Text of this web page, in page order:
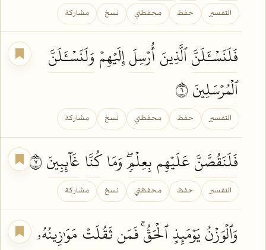
التفسير حفظ محفظتي نسخ مشاركة
فَلَنَسۡـَٔلَنَّٱلَّذِينَأُرۡسِلَإِلَيۡهِمۡ وَلَنَسۡـَٔلَنَّ
ٱلۡمُرۡسَلِينَ
التفسير حفظ محفظتي نسخ مشاركة
فَلَنَقُصَّنَّعَلَيۡهِم بِعِلۡمٖۖوَمَاكُنَّا غَآئِبِينَ
التفسير حفظ محفظتي نسخ مشاركة
وَٱلۡوَزۡنُيَوۡمَئِذٍٱلۡحَقُّۚفَمَنثَقُلَتۡ مَوَٰزِينُهُۥ